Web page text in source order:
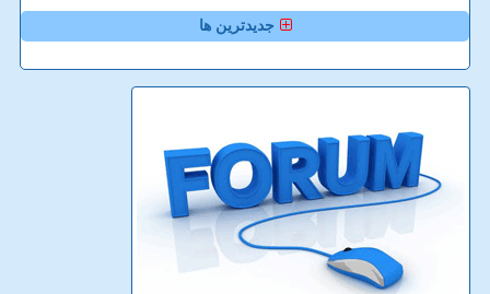
جدیدترین ها